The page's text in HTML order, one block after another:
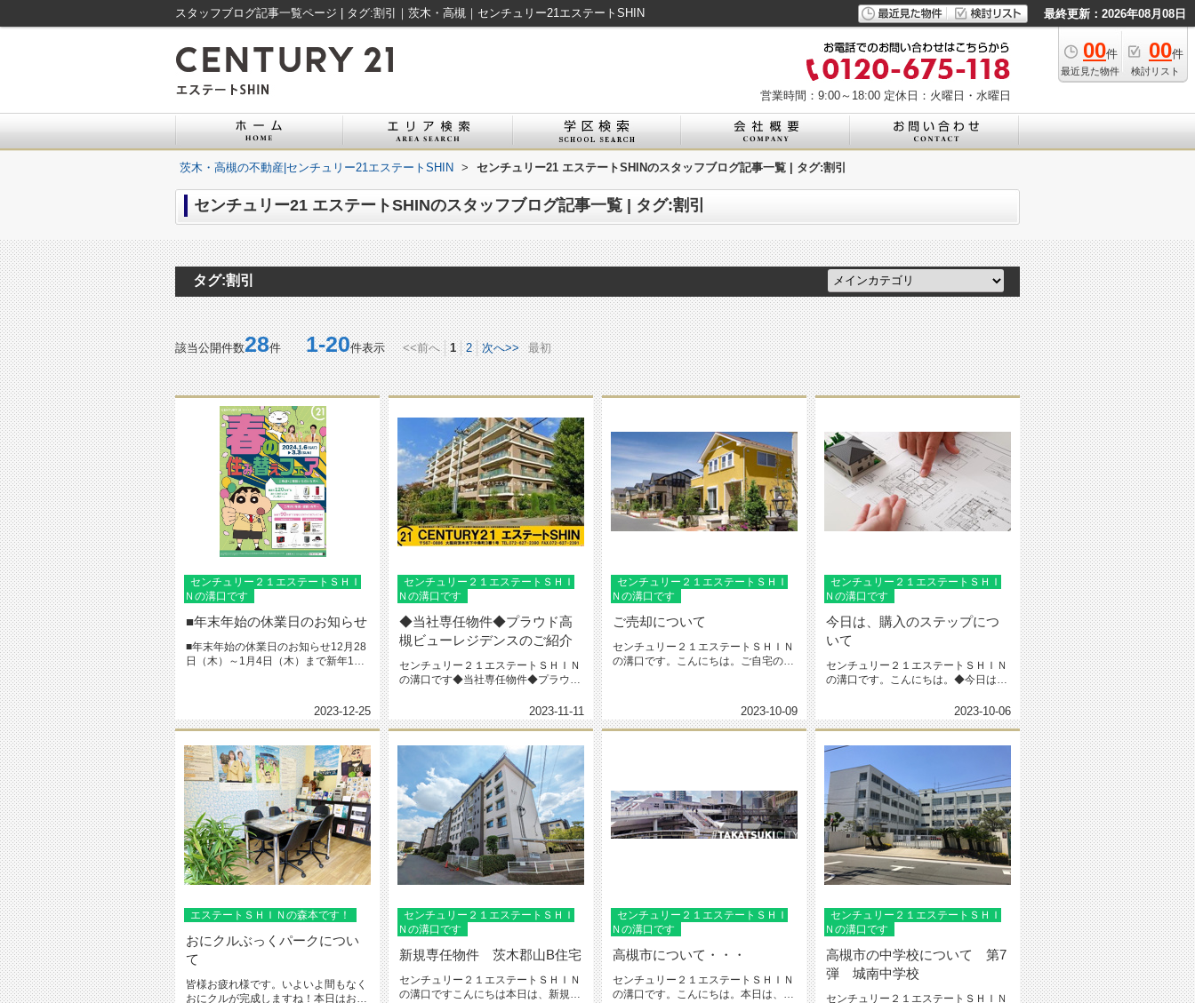
スタッフブログ記事一覧ページ | タグ:割引｜茨木・高槻｜センチュリー21エステートSHIN 最終更新：2026年08月08日
00件
最近見た物件
00件
検討リスト
営業時間：9:00～18:00 定休日：火曜日・水曜日
茨木・高槻の不動産|センチュリー21エステートSHIN > センチュリー21 エステートSHINのスタッフブログ記事一覧 | タグ:割引
センチュリー21 エステートSHINのスタッフブログ記事一覧 | タグ:割引
タグ:割引
該当公開件数28件1-20件表示 <<前へ 1 2 次へ>> 最初
センチュリー２１エステートＳＨＩ
Ｎの溝口です
■年末年始の休業日のお知らせ
■年末年始の休業日のお知らせ12月28
日（木）～1月4日（木）まで新年1月5
2023-12-25
センチュリー２１エステートＳＨＩ
Ｎの溝口です
◆当社専任物件◆プラウド高
槻ビューレジデンスのご紹介
センチュリー２１エステートＳＨＩＮ
の溝口です◆当社専任物件◆プラウド
2023-11-11
センチュリー２１エステートＳＨＩ
Ｎの溝口です
ご売却について
センチュリー２１エステートＳＨＩＮ
の溝口です。こんにちは。ご自宅の売
2023-10-09
センチュリー２１エステートＳＨＩ
Ｎの溝口です
今日は、購入のステップにつ
いて
センチュリー２１エステートＳＨＩＮ
の溝口です。こんにちは。◆今日は、
2023-10-06
エステートＳＨＩＮの森本です！
おにクルぶっくパークについ
て
皆様お疲れ様です。いよいよ間もなく
おにクルが完成しますね！本日はおに
センチュリー２１エステートＳＨＩ
Ｎの溝口です
新規専任物件 茨木郡山B住宅
センチュリー２１エステートＳＨＩＮ
の溝口ですこんにちは本日は、新規に
センチュリー２１エステートＳＨＩ
Ｎの溝口です
高槻市について・・・
センチュリー２１エステートＳＨＩＮ
の溝口です。こんにちは。本日は、
センチュリー２１エステートＳＨＩ
Ｎの溝口です
高槻市の中学校について 第7
弾 城南中学校
センチュリー２１エステートＳＨＩＮ